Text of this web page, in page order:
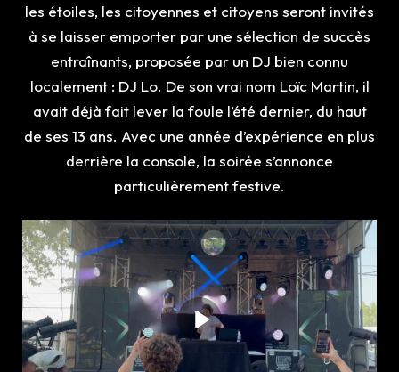
les étoiles, les citoyennes et citoyens seront invités
à se laisser emporter par une sélection de succès
entraînants, proposée par un DJ bien connu
localement : DJ Lo. De son vrai nom Loïc Martin, il
avait déjà fait lever la foule l’été dernier, du haut
de ses 13 ans. Avec une année d’expérience en plus
derrière la console, la soirée s’annonce
particulièrement festive.